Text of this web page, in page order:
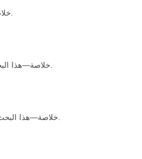
خلاصة—هذا البحث يبحث في سجود التلاوة.
خلاصة—هذا البحث يبحث في مواقف المأموم مع الإمام.
خلاصة—هذا البحث يبحث في ما يحمله الإمام عن المأموم.